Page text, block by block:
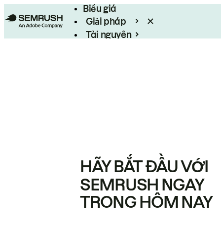
Biểu giá
Giải pháp
Tài nguyên
HÃY BẮT ĐẦU VỚI
SEMRUSH NGAY
TRONG HÔM NAY